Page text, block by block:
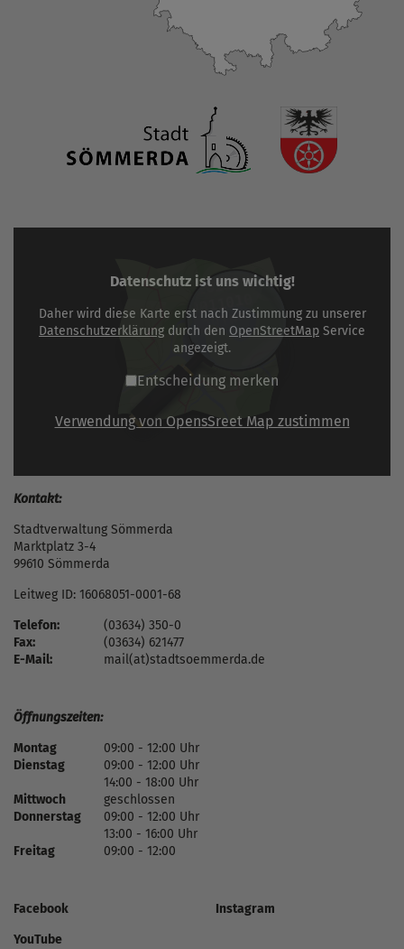
Datenschutz ist uns wichtig!
Daher wird diese Karte erst nach Zustimmung zu unserer
Datenschutzerklärung durch den OpenStreetMap Service
angezeigt.
Entscheidung merken
Verwendung von OpensSreet Map zustimmen
Kontakt:
Stadtverwaltung Sömmerda
Marktplatz 3-4
99610 Sömmerda
Leitweg ID: 16068051-0001-68
Telefon:
(03634) 350-0
Fax:
(03634) 621477
E-Mail:
mail(at)stadtsoemmerda.de
Öffnungszeiten:
Montag
09:00 - 12:00 Uhr
Dienstag
09:00 - 12:00 Uhr
14:00 - 18:00 Uhr
Mittwoch
geschlossen
Donnerstag
09:00 - 12:00 Uhr
13:00 - 16:00 Uhr
Freitag
09:00 - 12:00
Facebook
Instagram
YouTube